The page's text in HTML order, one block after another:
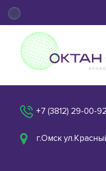
+7 (3812) 29-00-92
г.Омск